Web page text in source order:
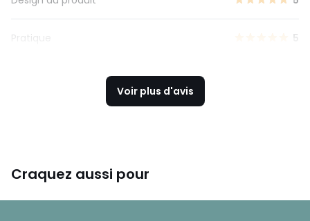
Pratique 5
Voir plus d'avis
Craquez aussi pour